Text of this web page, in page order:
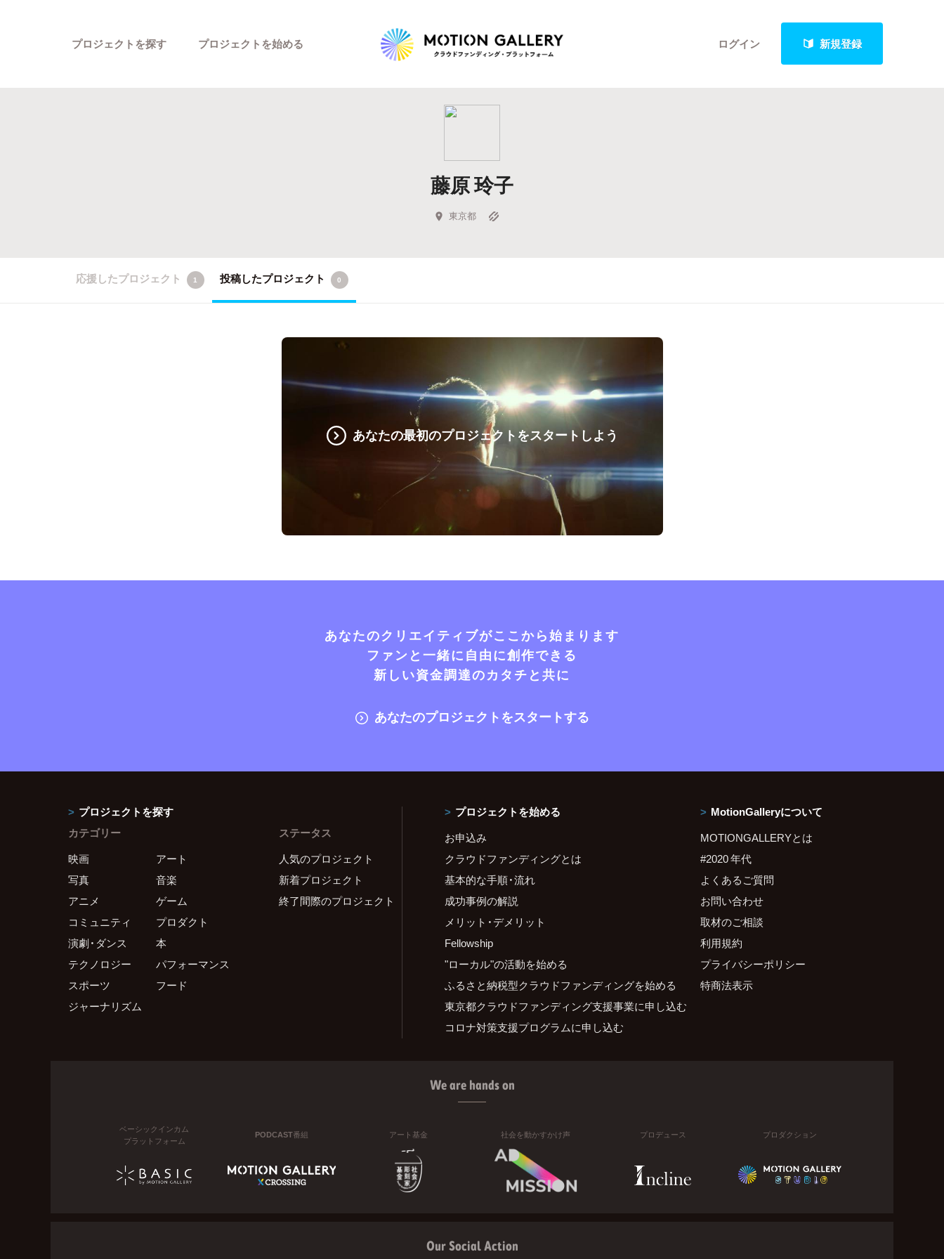
ログイン 新規登録
プロジェクトを探す
Highlight
Feature
キュレーターから探す
プロジェクトを始める
藤原 玲子
東京都
応援したプロジェクト 1 投稿したプロジェクト 0
あなたの最初のプロジェクトをスタートしよう
あなたのクリエイティブがここから始まります
ファンと一緒に自由に創作できる
新しい資金調達のカタチと共に
あなたのプロジェクトをスタートする
プロジェクトを探す
カテゴリー
映画
アート
写真
音楽
アニメ
ゲーム
コミュニティ
プロダクト
演劇・ダンス
本
テクノロジー
パフォーマンス
スポーツ
フード
ジャーナリズム
ステータス
人気のプロジェクト
新着プロジェクト
終了間際のプロジェクト
プロジェクトを始める
お申込み
クラウドファンディングとは
基本的な手順・流れ
成功事例の解説
メリット・デメリット
Fellowship
"ローカル"の活動を始める
ふるさと納税型クラウドファンディングを始める
東京都クラウドファンディング支援事業に申し込む
コロナ対策支援プログラムに申し込む
MotionGalleryについて
MOTIONGALLERYとは
#2020 年代
よくあるご質問
お問い合わせ
取材のご相談
利用規約
プライバシーポリシー
特商法表示
We are hands on
ベーシックインカム
プラットフォーム
PODCAST番組 アート基金 社会を動かすかけ声 プロデュース プロダクション
Our Social Action